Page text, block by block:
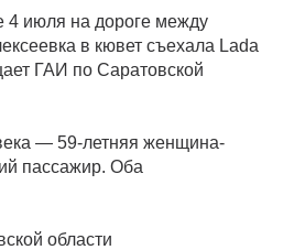
4 июля на дороге между
в кювет съехала Lada
ГАИ по Саратовской
— 59-летняя женщина-
пассажир. Оба
области